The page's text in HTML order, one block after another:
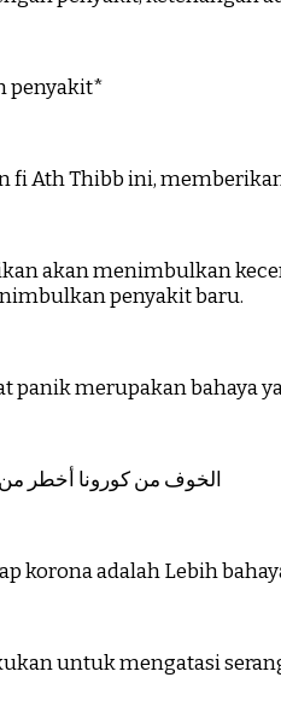
penyakit*
fi Ath Thibb ini,
akan menimbulkan
penyakit baru.
panik merupakan bahaya
الخوف من كورونا أخطر من
korona adalah Lebih
untuk mengatasi